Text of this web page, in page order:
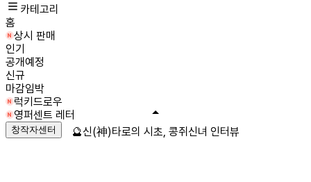
카테고리
홈
상시 판매
인기
공개예정
신규
마감임박
럭키드로우
영퍼센트 레터
창작자센터 🔮신(神)타로의 시초, 콩쥐신녀 인터뷰